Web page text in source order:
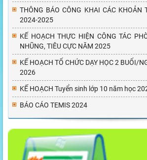
THÔNG BÁO CÔNG KHAI CÁC KHOẢN
2024-2025
KẾ HOẠCH THỰC HIỆN CÔNG TÁC
NHŨNG, TIÊU CỰC NĂM 2025
KẾ HOẠCH TỔ CHỨC DẠY HỌC 2 BUỔI/
2026
KẾ HOẠCH Tuyển sinh lớp 10 năm học
BÁO CÁO TEMIS 2024